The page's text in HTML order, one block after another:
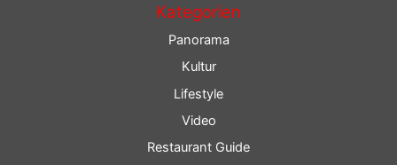
Kategorien
Panorama
Kultur
Lifestyle
Video
Restaurant Guide